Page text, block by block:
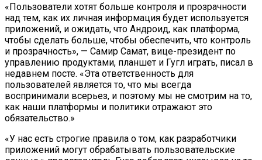
«Пользователи хотят больше контроля и прозрачности
над тем, как их личная информация будет используется
приложений, и ожидать, что Андроид, как платформа,
чтобы сделать больше, чтобы обеспечить, что контроль
и прозрачность», — Самир Самат, вице-президент по
управлению продуктами, планшет и Гугл играть, писал в
недавнем посте. «Эта ответственность для
пользователей является то, что мы всегда
воспринимали всерьез, и поэтому мы не смотрим на то,
как наши платформы и политики отражают это
обязательство.»
«У нас есть строгие правила о том, как разработчики
приложений могут обрабатывать пользовательские